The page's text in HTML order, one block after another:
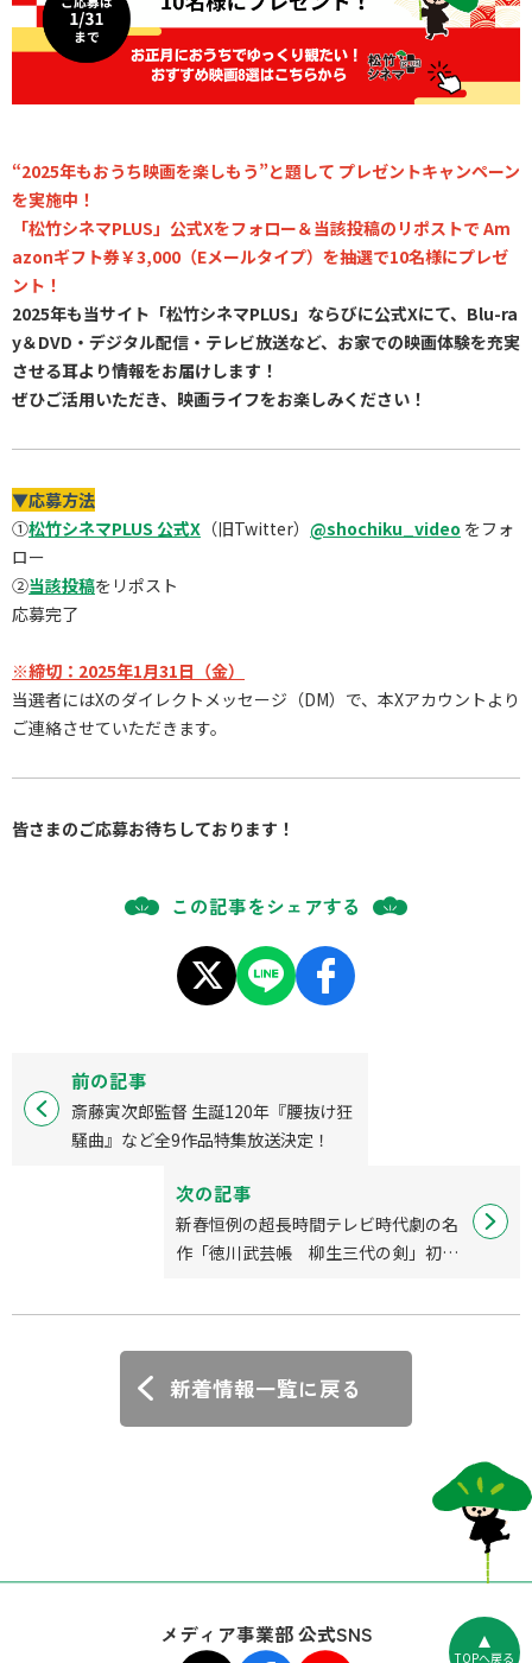
“2025年もおうち映画を楽しもう”と題して プレゼントキャンペーン
を実施中！
「松竹シネマPLUS」公式Xをフォロー＆当該投稿のリポストで Am
azonギフト券￥3,000（Eメールタイプ）を抽選で10名様にプレゼ
ント！
2025年も当サイト「松竹シネマPLUS」ならびに公式Xにて、Blu-ra
y＆DVD・デジタル配信・テレビ放送など、お家での映画体験を充実
させる耳より情報をお届けします！
ぜひご活用いただき、映画ライフをお楽しみください！
▼応募方法
①松竹シネマPLUS 公式X （旧Twitter） @shochiku_video をフォ
ロー
②当該投稿をリポスト
応募完了
※締切：2025年1月31日（金）
当選者にはXのダイレクトメッセージ（DM）で、本Xアカウントより
ご連絡させていただきます。
皆さまのご応募お待ちしております！
この記事をシェアする
前の記事
斎藤寅次郎監督 生誕120年『腰抜け狂
騒曲』など全9作品特集放送決定！
次の記事
新春恒例の超長時間テレビ時代劇の名
作「徳川武芸帳 柳生三代の剣」初の
新着情報一覧に戻る
TOPへ戻る
メディア事業部 公式SNS